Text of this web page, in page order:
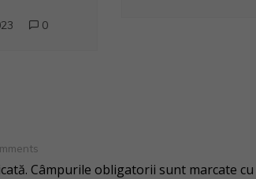
0
Câmpurile obligatorii sunt marcate cu